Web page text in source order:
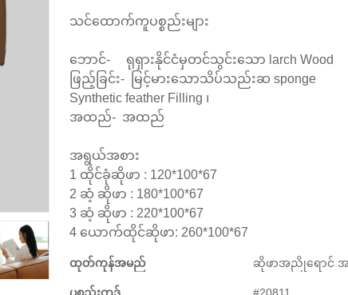
သင်ထောက်ကူပစ္စည်းများ
ဘောင်- ရုရှားနိုင်ငံမှတင်သွင်းသော larch Wood
ဖြည့်ခြင်း- မြင့်မားသောသိပ်သည်းဆ sponge
Synthetic feather Filling ၊
အထည်- အထည်
အရွယ်အစား
1 ထိုင်ခုံဆိုဖာ : 120*100*67
2 ဆံ့ ဆိုဖာ : 180*100*67
3 ဆံ့ ဆိုဖာ : 220*100*67
4 ယောက်ထိုင်ဆိုဖာ: 260*100*67
ထုတ်ကုန်အမည် ဆိုဖာအညိုရောင် အ